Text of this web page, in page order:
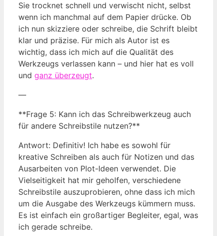
Sie trocknet schnell und verwischt nicht, selbst
wenn ich manchmal auf dem Papier drücke. Ob
ich nun skizziere oder schreibe, die Schrift bleibt
klar und präzise. Für mich als Autor ist es
wichtig, dass ich mich auf die Qualität des
Werkzeugs verlassen kann – und hier hat es voll
und ganz überzeugt.
—
**Frage 5: Kann ich das Schreibwerkzeug auch
für andere Schreibstile nutzen?**
Antwort: Definitiv! Ich habe es sowohl für
kreative Schreiben als auch für Notizen und das
Ausarbeiten von Plot-Ideen verwendet. Die
Vielseitigkeit hat mir geholfen, verschiedene
Schreibstile auszuprobieren, ohne dass ich mich
um die Ausgabe des Werkzeugs kümmern muss.
Es ist einfach ein großartiger Begleiter, egal, was
ich gerade schreibe.